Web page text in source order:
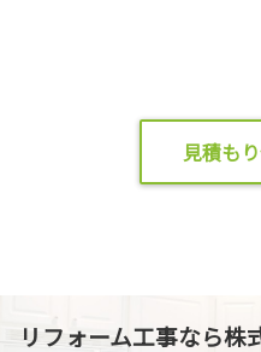
見積も
リフォーム工事なら株